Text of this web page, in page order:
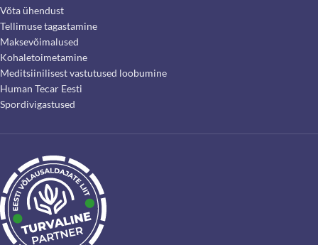
Võta ühendust
Tellimuse tagastamine
Maksevõimalused
Kohaletoimetamine
Meditsiinilisest vastutused loobumine
Human Tecar Eesti
Spordivigastused